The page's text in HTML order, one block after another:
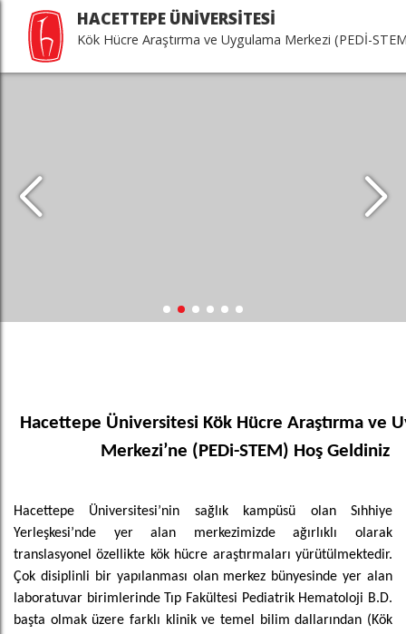
HACETTEPE ÜNİVERSİTESİ
Kök Hücre Araştırma ve Uygulama Merkezi (PEDİ-
Hacettepe Üniversitesi Kök Hücre Araştırma ve
Merkezi’ne (PEDi-STEM) Hoş Geldiniz
Hacettepe Üniversitesi’nin sağlık kampüsü olan Sıhhiye
Yerleşkesi’nde yer alan merkezimizde ağırlıklı olarak
translasyonel özellikte kök hücre araştırmaları yürütülmektedir.
Çok disiplinli bir yapılanması olan merkez bünyesinde yer alan
laboratuvar birimlerinde Tıp Fakültesi Pediatrik Hematoloji B.D.
başta olmak üzere farklı klinik ve temel bilim dallarından (Kök